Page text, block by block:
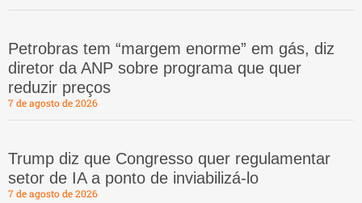
Petrobras tem “margem enorme” em gás, diz
diretor da ANP sobre programa que quer
reduzir preços
7 de agosto de 2026
Trump diz que Congresso quer regulamentar
setor de IA a ponto de inviabilizá-lo
7 de agosto de 2026